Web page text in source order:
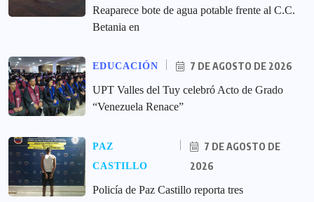
Reaparece bote de agua potable frente al C.C.
Betania en
EDUCACIÓN
7 DE AGOSTO DE 2026
UPT Valles del Tuy celebró Acto de Grado
“Venezuela Renace”
PAZ
CASTILLO
7 DE AGOSTO DE
2026
‎Policía de Paz Castillo reporta tres